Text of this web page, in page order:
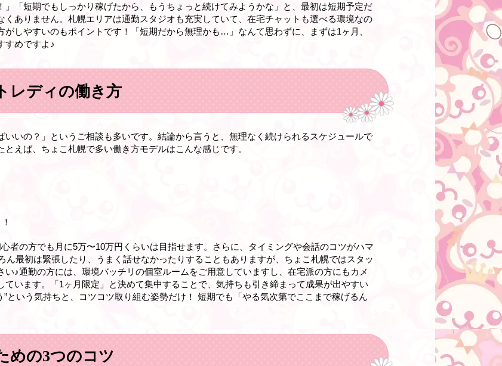
「短期でもしっかり稼げたから、もうちょっと続けてみようかな」と、最初は短期予定だ
くありません。札幌エリアは通勤スタジオも充実していて、在宅チャットも選べる環境なの
しやすいのもポイントです！「短期だから無理かも…」なんて思わずに、まずは1ヶ月、
すめですよ♪
レディの働き方
いいの？」というご相談も多いです。結論から言うと、無理なく続けられるスケジュールで
えば、ちょこ札幌で多い働き方モデルはこんな感じです。
者の方でも月に5万〜10万円くらいは目指せます。さらに、タイミングや会話のコツがハマ
ん最初は緊張したり、うまく話せなかったりすることもありますが、ちょこ札幌ではスタッ
♪通勤の方には、環境バッチリの個室ルームをご用意していますし、在宅派の方にもカメ
います。「1ヶ月限定」と決めて集中することで、気持ちも引き締まって成果が出やすい
という気持ちと、コツコツ取り組む姿勢だけ！ 短期でも「やる気次第でここまで稼げるん
めの3つのコツ